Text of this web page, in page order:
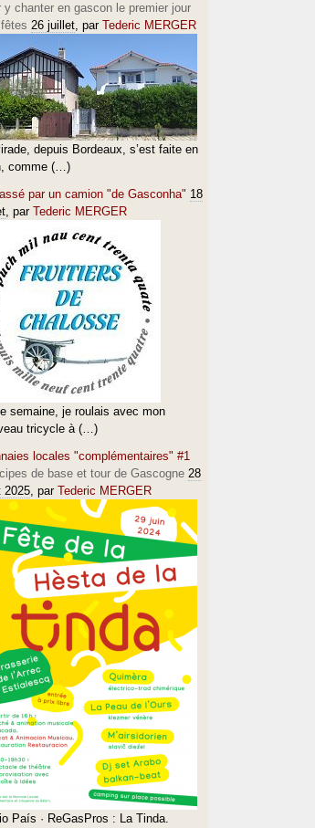
y chanter en gascon le premier jour
26 juillet, par Tederic MERGER
depuis Bordeaux, s’est faite en
comme (…)
par un camion "de Gasconha" 18
, par Tederic MERGER
semaine, je roulais avec mon
tricycle à (…)
locales "complémentaires" #1
de base et tour de Gascogne 28
2025, par Tederic MERGER
País · ReGasPros : La Tinda.